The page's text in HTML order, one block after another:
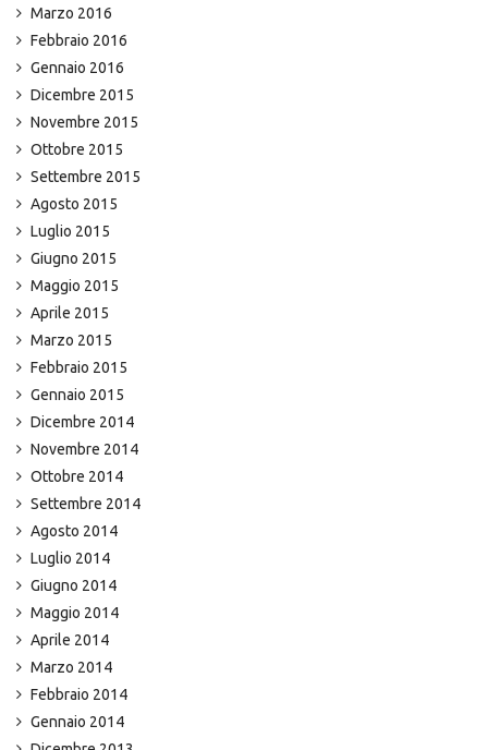
Marzo 2016
Febbraio 2016
Gennaio 2016
Dicembre 2015
Novembre 2015
Ottobre 2015
Settembre 2015
Agosto 2015
Luglio 2015
Giugno 2015
Maggio 2015
Aprile 2015
Marzo 2015
Febbraio 2015
Gennaio 2015
Dicembre 2014
Novembre 2014
Ottobre 2014
Settembre 2014
Agosto 2014
Luglio 2014
Giugno 2014
Maggio 2014
Aprile 2014
Marzo 2014
Febbraio 2014
Gennaio 2014